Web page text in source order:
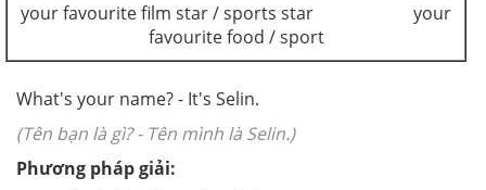
your favourite film star / sports star your
favourite food / sport
What's your name? - It's Selin.
(Tên bạn là gì? - Tên mình là Selin.)
Phương pháp giải: